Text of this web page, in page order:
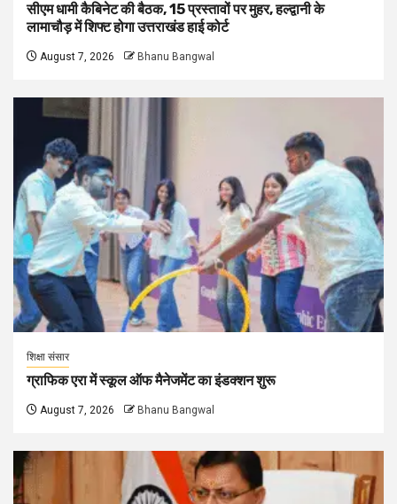
सीएम धामी कैबिनेट की बैठक, 15 प्रस्तावों पर मुहर, हल्द्वानी के
लामाचौड़ में शिफ्ट होगा उत्तराखंड हाई कोर्ट
August 7, 2026 Bhanu Bangwal
शिक्षा संसार
ग्राफिक एरा में स्कूल ऑफ मैनेजमेंट का इंडक्शन शुरू
August 7, 2026 Bhanu Bangwal